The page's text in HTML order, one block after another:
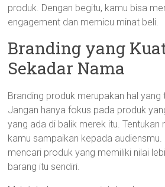
produk. Dengan begitu, kamu bisa
engagement dan memicu minat beli.
Branding yang
Sekadar Nama
Branding produk merupakan hal yang
Jangan hanya fokus pada produk
yang ada di balik merek itu. Tentukan
kamu sampaikan kepada audiensmu.
mencari produk yang memiliki nilai
barang itu sendiri.